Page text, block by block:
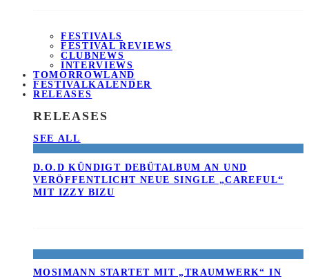
FESTIVALS
FESTIVAL REVIEWS
CLUBNEWS
INTERVIEWS
TOMORROWLAND
FESTIVALKALENDER
RELEASES
RELEASES
SEE ALL
D.O.D KÜNDIGT DEBÜTALBUM AN UND
VERÖFFENTLICHT NEUE SINGLE „CAREFUL“
MIT IZZY BIZU
MOSIMANN STARTET MIT „TRAUMWERK“ IN